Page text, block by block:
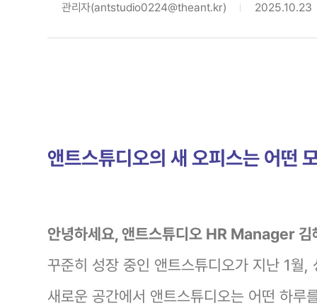
관리자(antstudio0224@theant.kr) 2025.10.23
앤트스튜디오의 새 오피스는 어떤
안녕하세요, 앤트스튜디오 HR Manager
꾸준히 성장 중인 앤트스튜디오가 지난 1월
새로운 공간에서 앤트스튜디오는 어떤 하루